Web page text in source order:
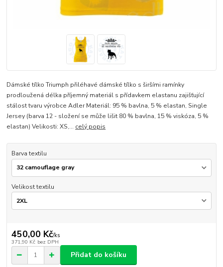
Dámské tílko Triumph přiléhavé dámské tílko s širšími ramínky
prodloužená délka příjemný materiál s přídavkem elastanu zajišťující
stálost tvaru výrobce Adler Materiál: 95 % bavlna, 5 % elastan, Single
Jersey (barva 12 - složení se může lišit 80 % bavlna, 15 % viskóza, 5 %
elastan) Velikosti: XS,... celý popis
Barva textilu
Velikost textilu
450,00 Kč/ks
371,90 Kč bez DPH
Přidat do košíku